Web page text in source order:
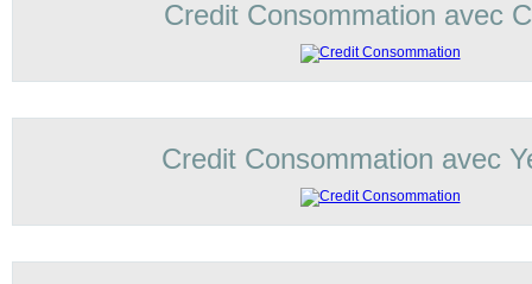
Credit Consommation avec
Credit Consommation avec